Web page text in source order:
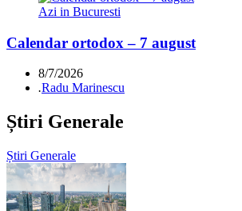
Azi in Bucuresti
Calendar ortodox – 7 august
8/7/2026
.Radu Marinescu
Știri Generale
Știri Generale